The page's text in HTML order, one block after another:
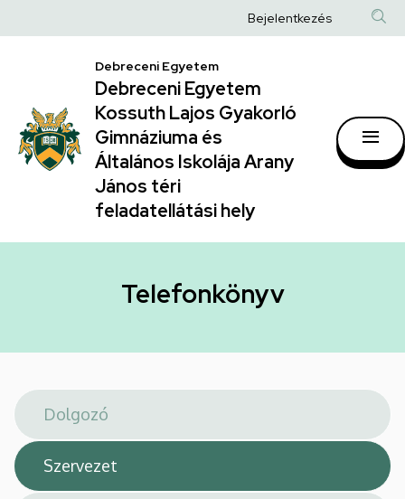
|
Debreceni
Egyetem
Kossuth
Lajos
Gyakorló
Általános
Arany
János
téri
feladatellátási
hely
a
Anonim
fiók
menüje
Bejelentkezés
Debreceni Egyetem
Debreceni Egyetem
Kossuth Lajos Gyakorló
Gimnáziuma és
Általános Iskolája Arany
János téri
feladatellátási hely
Telefonkönyv